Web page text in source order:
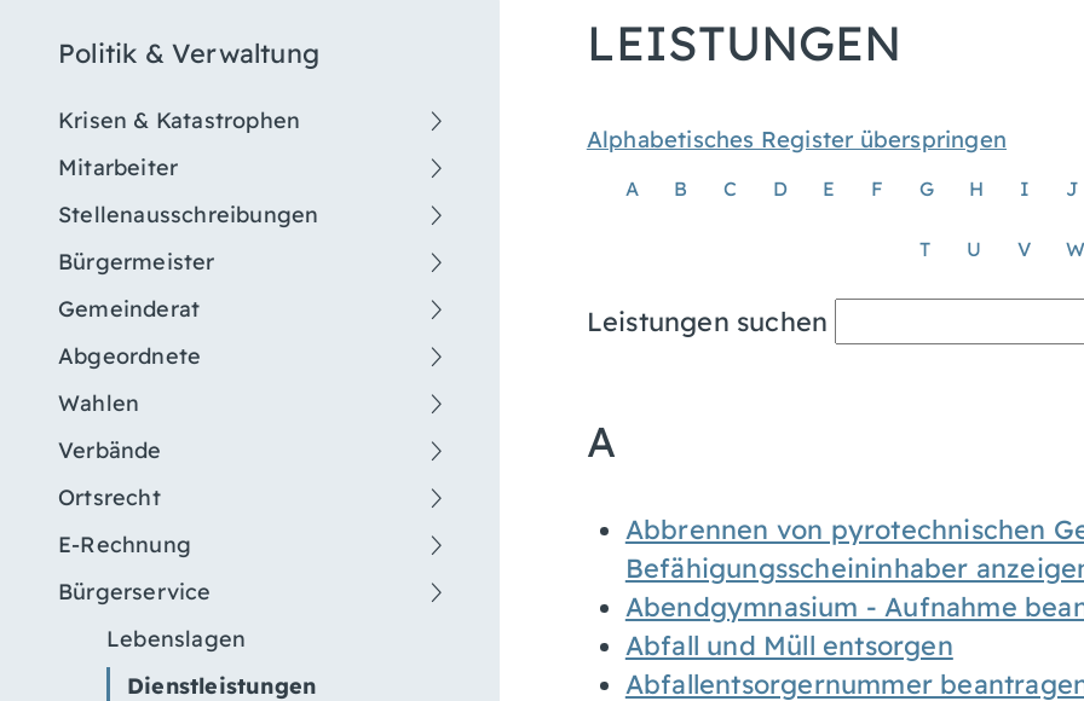
Politik & Verwaltung
Krisen & Katastrophen
Mitarbeiter
Stellenausschreibungen
Bürgermeister
Gemeinderat
Abgeordnete
Wahlen
Verbände
Ortsrecht
E-Rechnung
Bürgerservice
Lebenslagen
Dienstleistungen
LEISTUNGEN
Alphabetisches Register überspringen
A B C D E F G H I J
T U V W
Leistungen suchen
A
Abbrennen von pyrotechnischen
Befähigungsscheininhaber
Abendgymnasium - Aufnahme
Abfall und Müll entsorgen
Abfallentsorgernummer